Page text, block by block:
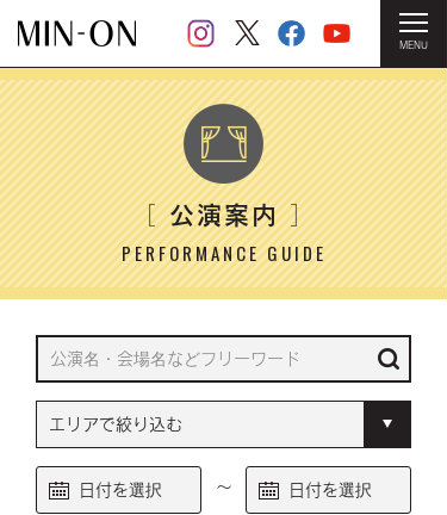
MENU
HOME ＞ 公演案内
［公演案内］
PERFORMANCE GUIDE
～